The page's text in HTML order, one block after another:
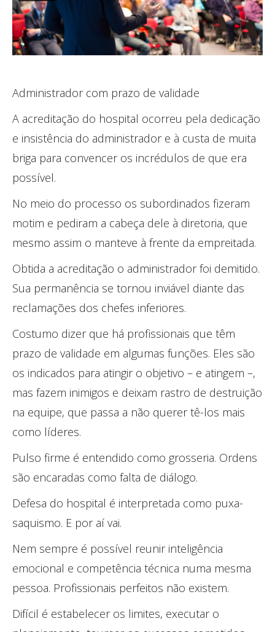
Administrador com prazo de validade
A acreditação do hospital ocorreu pela dedicação
e insistência do administrador e à custa de muita
briga para convencer os incrédulos de que era
possível.
No meio do processo os subordinados fizeram
motim e pediram a cabeça dele à diretoria, que
mesmo assim o manteve à frente da empreitada.
Obtida a acreditação o administrador foi demitido.
Sua permanência se tornou inviável diante das
reclamações dos chefes inferiores.
Costumo dizer que há profissionais que têm
prazo de validade em algumas funções. Eles são
os indicados para atingir o objetivo – e atingem –,
mas fazem inimigos e deixam rastro de destruição
na equipe, que passa a não querer tê-los mais
como líderes.
Pulso firme é entendido como grosseria. Ordens
são encaradas como falta de diálogo.
Defesa do hospital é interpretada como puxa-
saquismo. E por aí vai.
Nem sempre é possível reunir inteligência
emocional e competência técnica numa mesma
pessoa. Profissionais perfeitos não existem.
Difícil é estabelecer os limites, executar o